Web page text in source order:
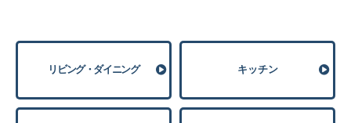
リビング・ダイニング キッチン